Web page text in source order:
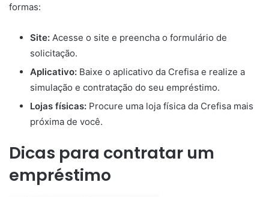
formas:
Site: Acesse o site e preencha o formulário de
solicitação.
Aplicativo: Baixe o aplicativo da Crefisa e realize a
simulação e contratação do seu empréstimo.
Lojas físicas: Procure uma loja física da Crefisa mais
próxima de você.
Dicas para contratar um
empréstimo